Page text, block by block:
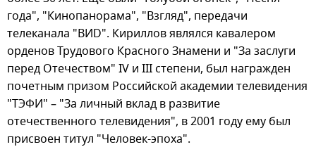
года", "Кинопанорама", "Взгляд", передачи
телеканала "ВИD". Кириллов являлся кавалером
орденов Трудового Красного Знамени и "За заслуги
перед Отечеством" IV и III степени, был награжден
почетным призом Российской академии телевидения
"ТЭФИ" – "За личный вклад в развитие
отечественного телевидения", в 2001 году ему был
присвоен титул "Человек-эпоха".